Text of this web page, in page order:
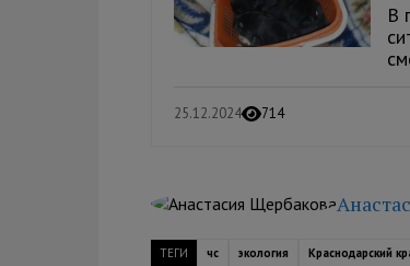
В
25.12.2024 714
ТЕГИ чс экология Краснодарский